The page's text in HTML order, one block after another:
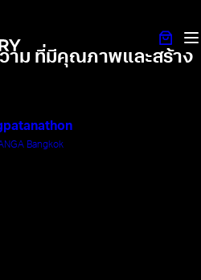
าม ที่มีคุณภาพและสร้าง
Bangkok